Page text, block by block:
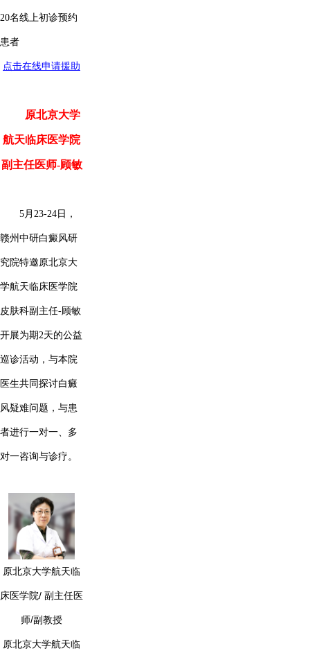
20名线上初诊预约
患者
点击在线申请援助
原北京大学
航天临床医学院
副主任医师-顾敏
5月23-24日，
赣州中研白癜风研
究院特邀原北京大
学航天临床医学院
皮肤科副主任-顾敏
开展为期2天的公益
巡诊活动，与本院
医生共同探讨白癜
风疑难问题，与患
者进行一对一、多
对一咨询与诊疗。
原北京大学航天临
床医学院/ 副主任医
师/副教授
原北京大学航天临